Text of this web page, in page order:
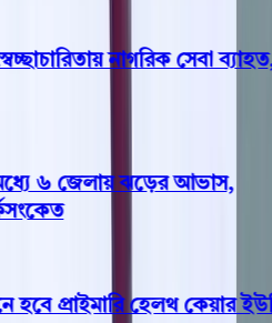
নাগরিক সেবা ব্যাহত,
৬ জেলায় ঝড়ের আভাস,
প্রাইমারি হেলথ কেয়ার ইউনিট